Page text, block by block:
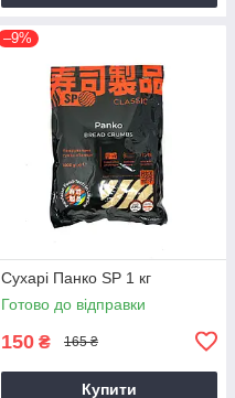
–9%
Сухарі Панко SP 1 кг
Готово до відправки
150 ₴ 165 ₴
Купити